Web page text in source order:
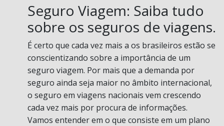
Seguro Viagem: Saiba tudo
sobre os seguros de viagens.
É certo que cada vez mais a os brasileiros estão se
conscientizando sobre a importância de um
seguro viagem. Por mais que a demanda por
seguro ainda seja maior no âmbito internacional,
o seguro em viagens nacionais vem crescendo
cada vez mais por procura de informações.
Vamos entender em o que consiste em um plano